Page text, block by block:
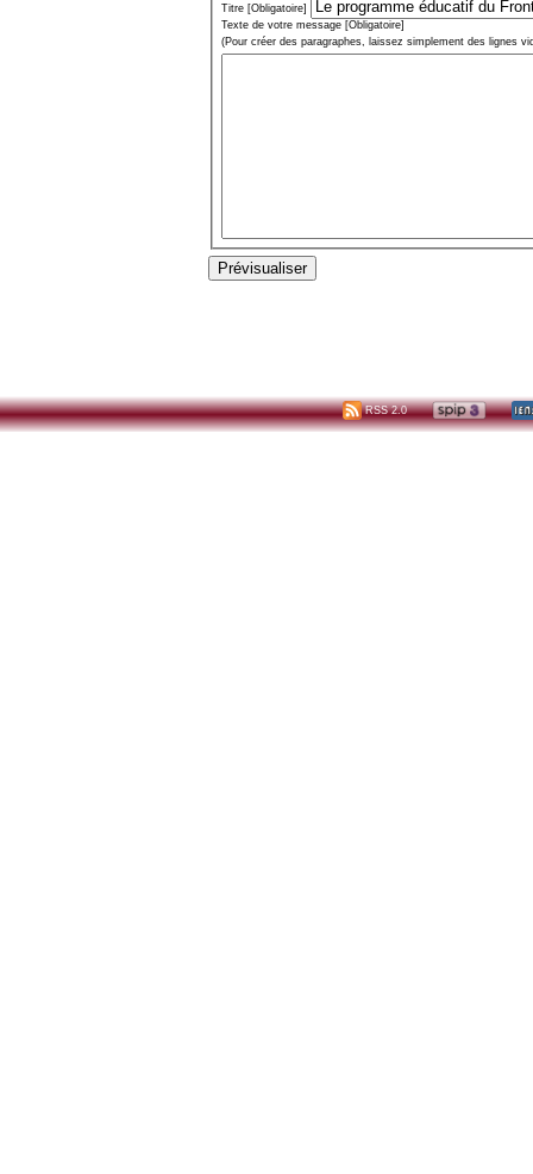
Titre [Obligatoire]
Texte de votre message [Obligatoire]
(Pour créer des paragraphes, laissez simplement des lignes
RSS 2.0